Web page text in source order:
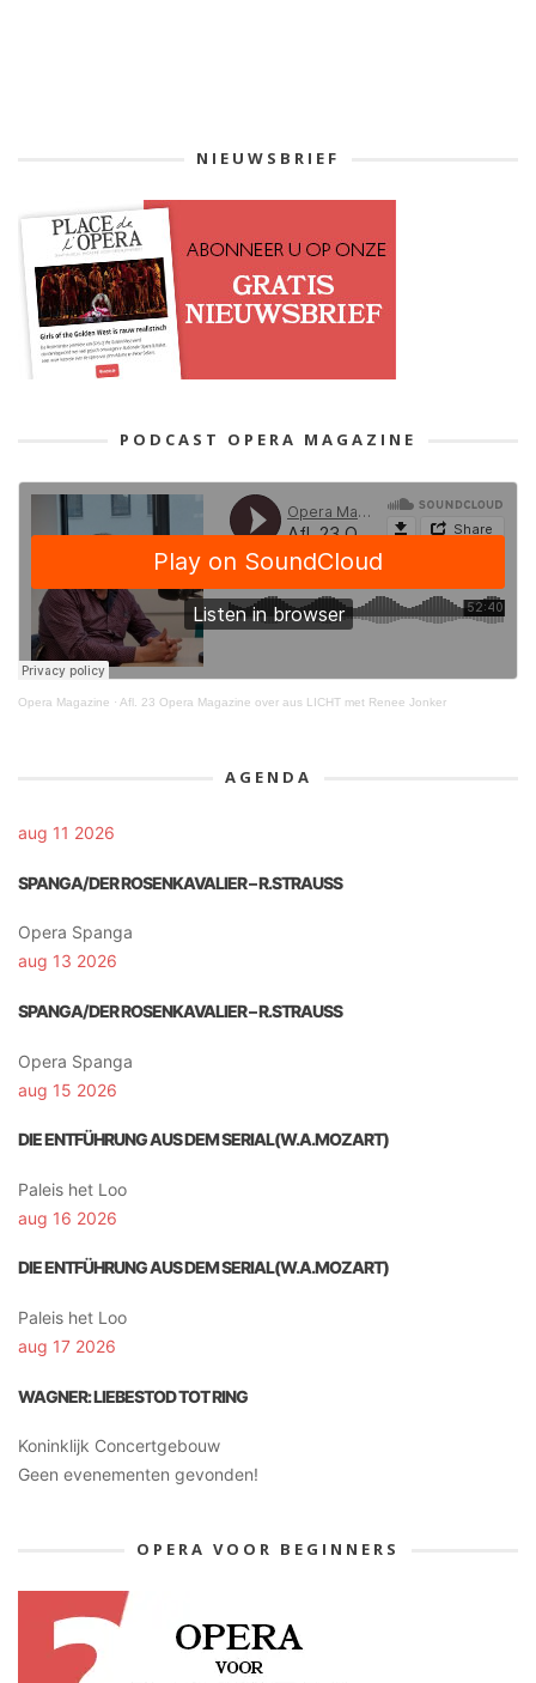
NIEUWSBRIEF
PODCAST OPERA MAGAZINE
Opera Magazine · Afl. 23 Opera Magazine over aus LICHT met Renee Jonker
AGENDA
aug 11 2026
SPANGA/DER ROSENKAVALIER – R.STRAUSS
Opera Spanga
aug 13 2026
SPANGA/DER ROSENKAVALIER – R.STRAUSS
Opera Spanga
aug 15 2026
DIE ENTFÜHRUNG AUS DEM SERIAL(W.A.MOZART)
Paleis het Loo
aug 16 2026
DIE ENTFÜHRUNG AUS DEM SERIAL(W.A.MOZART)
Paleis het Loo
aug 17 2026
WAGNER: LIEBESTOD TOT RING
Koninklijk Concertgebouw
Geen evenementen gevonden!
OPERA VOOR BEGINNERS